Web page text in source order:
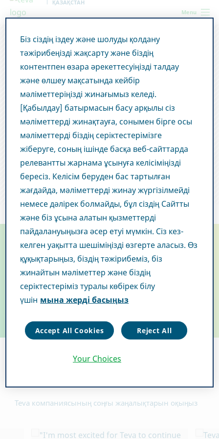
Menu
ҚАЗАҚСТАН
Жаңалықтар және БАҚ
Teva компаниясының
дүниежүзінде атқарып
жүрген жұмыстарына
Teva компаниясының соңғы жаңалықтарын оқыңыз
Біз сіздің іздеу және шолуды қолдану
тәжірибеңізді жақсарту және біздің
контентпен өзара әрекеттесуіңізді талдау
және өлшеу мақсатында кейбір
мәліметтеріңізді жинағымыз келеді.
[Қабылдау] батырмасын басу арқылы сіз
мәліметтерді жинақтауға, сонымен бірге осы
мәліметтерді біздің серіктестерімізге
жіберуге, соның ішінде басқа веб-сайттарда
релевантты жарнама ұсынуға келісіміңізді
бересіз. Келісім беруден бас тартылған
жағдайда, мәліметтерді жинау жүргізілмейді
немесе дәлірек болмайды, бұл сіздің Сайтты
және біз ұсына алатын қызметтерді
пайдалануыңызға әсер етуі мүмкін. Сіз кез-
келген уақытта шешіміңізді өзгерте аласыз. Өз
құқықтарыңыз, біздің тәжірибеміз, біз
жинайтын мәліметтер және біздің
серіктестеріміз туралы көбірек білу
үшін мына жерді басыңыз
Accept All Cookies Reject All
Your Choices